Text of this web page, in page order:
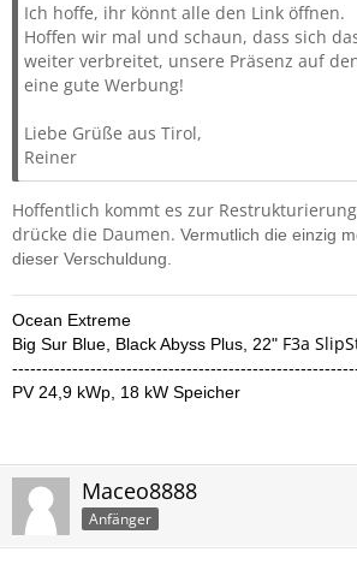
Ich hoffe, ihr könnt alle den Link öffnen.
Hoffen wir mal und schaun, dass sich
weiter verbreitet, unsere Präsenz auf
eine gute Werbung!
Liebe Grüße aus Tirol,
Reiner
Hoffentlich kommt es zur
drücke die Daumen. Vermutlich die einzig
dieser Verschuldung.
Ocean Extreme
Big Sur Blue, Black Abyss Plus, 22" F3a
PV 24,9 kWp, 18 kW Speicher
Maceo8888
Anfänger